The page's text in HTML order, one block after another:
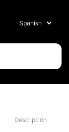
Descripción